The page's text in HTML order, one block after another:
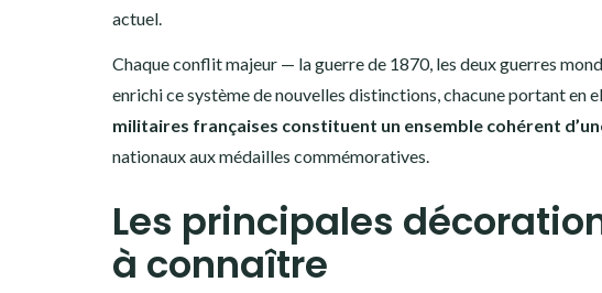
actuel.
Chaque conflit majeur — la guerre de 1870, les deux guerres
enrichi ce système de nouvelles distinctions, chacune portant en
militaires françaises constituent un ensemble cohérent
nationaux aux médailles commémoratives.
Les principales
à connaître